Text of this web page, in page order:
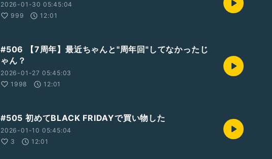
2026-01-30 05:45:04
999
12:01
#506 【7周年】最近ちゃんと"周年回"してなかったじ
ゃん？
2026-01-27 05:45:03
1998
12:01
#505 初めてBLACK FRIDAYで買い物した
2026-01-10 05:45:04
3
12:01